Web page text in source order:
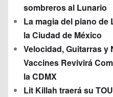
sombreros al Lunario
La magia del piano
la Ciudad de México
Velocidad, Guitarras y
Vaccines Revivirá
la CDMX
Lit Killah traerá su